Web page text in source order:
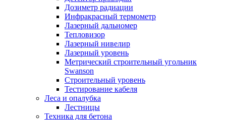
Дозиметр радиации
Инфракрасный термометр
Лазерный дальномер
Тепловизор
Лазерный нивелир
Лазерный уровень
Метрический строительный угольник
Swanson
Строительный уровень
Тестирование кабеля
Леса и опалубка
Лестницы
Техника для бетона